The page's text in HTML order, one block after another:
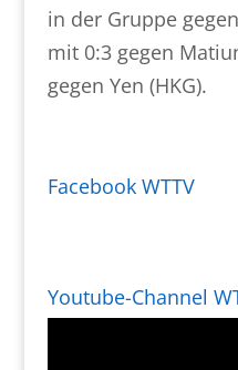
in der Gruppe
mit 0:3 gegen
gegen Yen (HKG).
Facebook WTTV
Youtube-Channel